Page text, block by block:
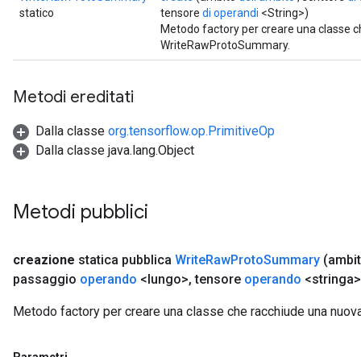
statico
tensore di operandi <String>)
Metodo factory per creare una classe
WriteRawProtoSummary.
Metodi ereditati
Dalla classe org.tensorflow.op.PrimitiveOp
Dalla classe java.lang.Object
Metodi pubblici
creazione statica pubblica WriteRawProtoSummary
passaggio operando <lungo>, tensore operando
Metodo factory per creare una classe che racchiude una